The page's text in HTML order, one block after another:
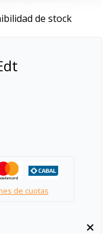
de stock
de cuotas